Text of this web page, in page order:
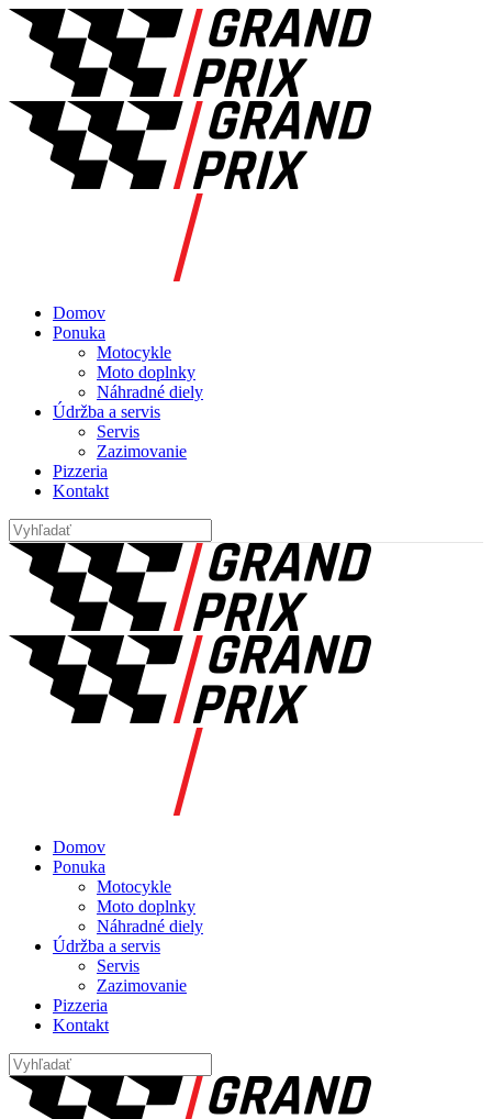
Domov
Ponuka
Motocykle
Moto doplnky
Náhradné diely
Údržba a servis
Servis
Zazimovanie
Pizzeria
Kontakt
Domov
Ponuka
Motocykle
Moto doplnky
Náhradné diely
Údržba a servis
Servis
Zazimovanie
Pizzeria
Kontakt